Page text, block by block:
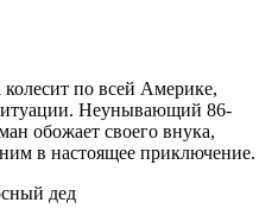
по всей Америке,
Неунывающий 86-
обожает своего внука,
в настоящее приключение.